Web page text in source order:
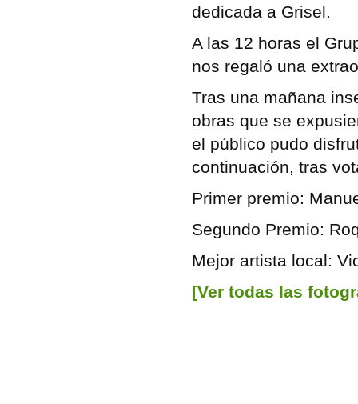
dedicada a Grisel.
A las 12 horas el
nos regaló una
Tras una mañana
obras que se
el público pudo
continuación, tras
Primer premio:
Segundo Premio:
Mejor artista local:
[Ver todas las